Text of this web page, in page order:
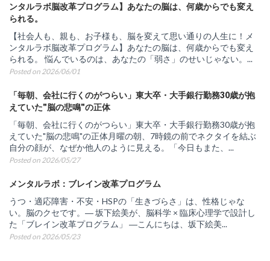
ンタルラボ脳改革プログラム】あなたの脳は、何歳からでも変え
られる。
【社会人も、親も、お子様も、脳を変えて思い通りの人生に！メ
ンタルラボ脳改革プログラム】あなたの脳は、何歳からでも変え
られる。 悩んでいるのは、あなたの「弱さ」のせいじゃない。...
Posted on 2026/06/01
「毎朝、会社に行くのがつらい」東大卒・大手銀行勤務30歳が抱
えていた"脳の悲鳴"の正体
「毎朝、会社に行くのがつらい」東大卒・大手銀行勤務30歳が抱
えていた"脳の悲鳴"の正体月曜の朝、7時鏡の前でネクタイを結ぶ
自分の顔が、なぜか他人のように見える。「今日もまた、...
Posted on 2026/05/27
メンタルラボ：ブレイン改革プログラム
うつ・適応障害・不安・HSPの「生きづらさ」は、性格じゃな
い。脳のクセです。― 坂下絵美が、脳科学 × 臨床心理学で設計し
た「ブレイン改革プログラム」 ―こんにちは、坂下絵美...
Posted on 2026/05/23